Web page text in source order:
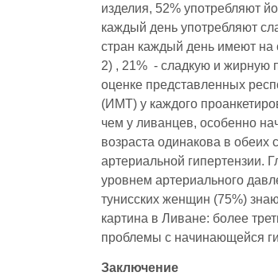
изделия, 52% употребляют
каждый день употребляют
стран каждый день имеют на
2) , 21% - сладкую и жирную
оценке представленных
(ИМТ) у каждого
чем у ливанцев, особенно
возраста одинакова в
артериальной гипертензии.
уровнем артериального
тунисских женщин (75%)
картина в Ливане: более
проблемы с начинающейся
Заключение